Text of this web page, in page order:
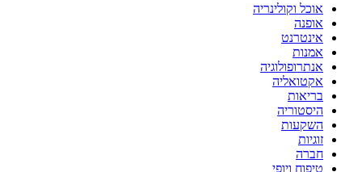
אוכל וקולינריה
אופנה
אינטרנט
אמנות
אנתרופולוגיה
אקטואליה
בריאות
היסטוריה
השקעות
זוגיות
חברה
טיפוח ויופי